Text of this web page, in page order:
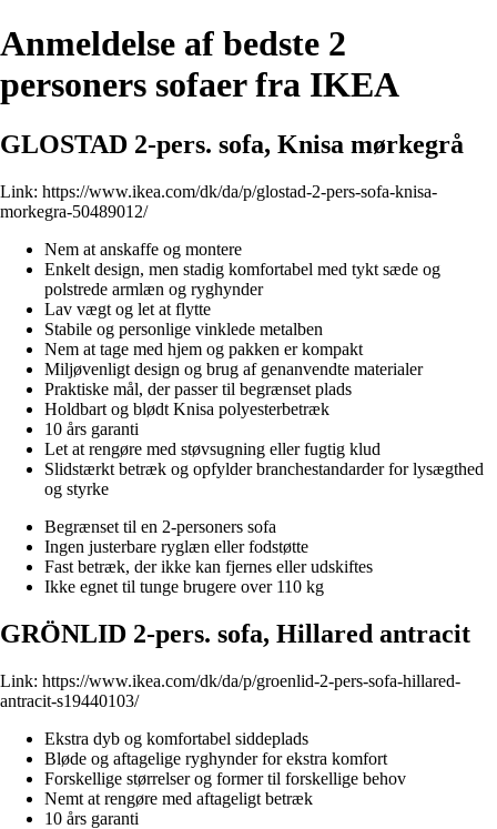
Anmeldelse af bedste 2
personers sofaer fra IKEA
GLOSTAD 2-pers. sofa, Knisa mørkegrå
Link: https://www.ikea.com/dk/da/p/glostad-2-pers-sofa-knisa-
morkegra-50489012/
Nem at anskaffe og montere
Enkelt design, men stadig komfortabel med tykt sæde og
polstrede armlæn og ryghynder
Lav vægt og let at flytte
Stabile og personlige vinklede metalben
Nem at tage med hjem og pakken er kompakt
Miljøvenligt design og brug af genanvendte materialer
Praktiske mål, der passer til begrænset plads
Holdbart og blødt Knisa polyesterbetræk
10 års garanti
Let at rengøre med støvsugning eller fugtig klud
Slidstærkt betræk og opfylder branchestandarder for lysægthed
og styrke
Begrænset til en 2-personers sofa
Ingen justerbare ryglæn eller fodstøtte
Fast betræk, der ikke kan fjernes eller udskiftes
Ikke egnet til tunge brugere over 110 kg
GRÖNLID 2-pers. sofa, Hillared antracit
Link: https://www.ikea.com/dk/da/p/groenlid-2-pers-sofa-hillared-
antracit-s19440103/
Ekstra dyb og komfortabel siddeplads
Bløde og aftagelige ryghynder for ekstra komfort
Forskellige størrelser og former til forskellige behov
Nemt at rengøre med aftageligt betræk
10 års garanti